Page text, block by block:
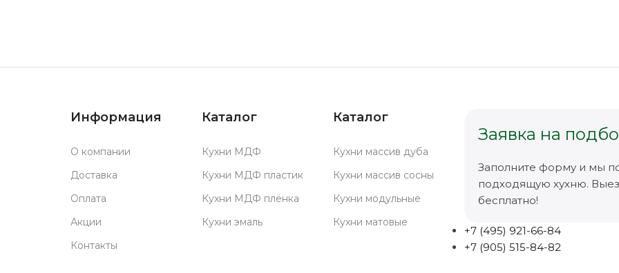
Информация
О компании
Доставка
Оплата
Акции
Контакты
Каталог
Кухни МДФ
Кухни МДФ пластик
Кухни МДФ плёнка
Кухни эмаль
Каталог
Кухни массив дуба
Кухни массив сосны
Кухни модульные
Кухни матовые
Заявка на
Заполните форму и мы
подходящую хухню.
бесплатно!
+7 (495) 921-66-84
+7 (905) 515-84-82